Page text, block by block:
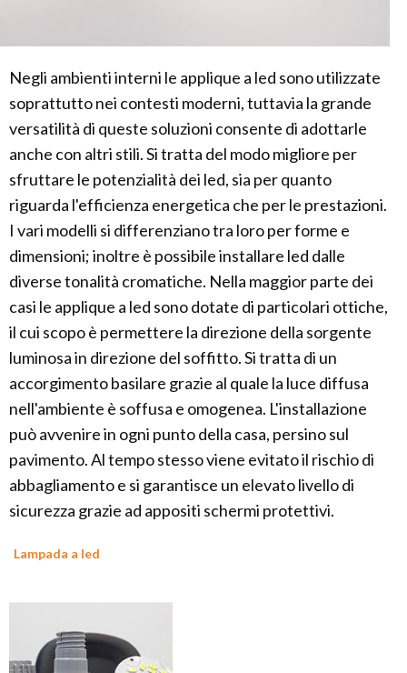
Negli ambienti interni le applique a led sono utilizzate
soprattutto nei contesti moderni, tuttavia la grande
versatilità di queste soluzioni consente di adottarle
anche con altri stili. Si tratta del modo migliore per
sfruttare le potenzialità dei led, sia per quanto
riguarda l'efficienza energetica che per le prestazioni.
I vari modelli si differenziano tra loro per forme e
dimensioni; inoltre è possibile installare led dalle
diverse tonalità cromatiche. Nella maggior parte dei
casi le applique a led sono dotate di particolari ottiche,
il cui scopo è permettere la direzione della sorgente
luminosa in direzione del soffitto. Si tratta di un
accorgimento basilare grazie al quale la luce diffusa
nell'ambiente è soffusa e omogenea. L'installazione
può avvenire in ogni punto della casa, persino sul
pavimento. Al tempo stesso viene evitato il rischio di
abbagliamento e si garantisce un elevato livello di
sicurezza grazie ad appositi schermi protettivi.
Lampada a led